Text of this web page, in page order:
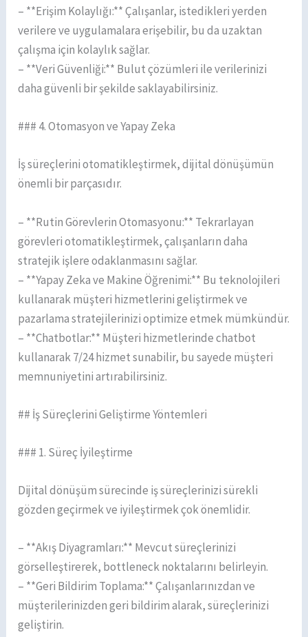
– **Erişim Kolaylığı:** Çalışanlar, istedikleri yerden
verilere ve uygulamalara erişebilir, bu da uzaktan
çalışma için kolaylık sağlar.
– **Veri Güvenliği:** Bulut çözümleri ile verilerinizi
daha güvenli bir şekilde saklayabilirsiniz.
### 4. Otomasyon ve Yapay Zeka
İş süreçlerini otomatikleştirmek, dijital dönüşümün
önemli bir parçasıdır.
– **Rutin Görevlerin Otomasyonu:** Tekrarlayan
görevleri otomatikleştirmek, çalışanların daha
stratejik işlere odaklanmasını sağlar.
– **Yapay Zeka ve Makine Öğrenimi:** Bu teknolojileri
kullanarak müşteri hizmetlerini geliştirmek ve
pazarlama stratejilerinizi optimize etmek mümkündür.
– **Chatbotlar:** Müşteri hizmetlerinde chatbot
kullanarak 7/24 hizmet sunabilir, bu sayede müşteri
memnuniyetini artırabilirsiniz.
## İş Süreçlerini Geliştirme Yöntemleri
### 1. Süreç İyileştirme
Dijital dönüşüm sürecinde iş süreçlerinizi sürekli
gözden geçirmek ve iyileştirmek çok önemlidir.
– **Akış Diyagramları:** Mevcut süreçlerinizi
görselleştirerek, bottleneck noktalarını belirleyin.
– **Geri Bildirim Toplama:** Çalışanlarınızdan ve
müşterilerinizden geri bildirim alarak, süreçlerinizi
geliştirin.